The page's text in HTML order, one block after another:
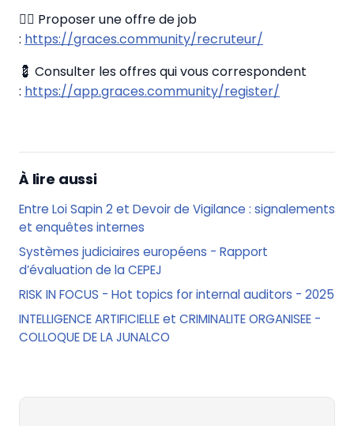
✍🏼 Proposer une offre de job
: https://graces.community/recruteur/
💈 Consulter les offres qui vous correspondent
: https://app.graces.community/register/
À lire aussi
Entre Loi Sapin 2 et Devoir de Vigilance : signalements
et enquêtes internes
Systèmes judiciaires européens - Rapport
d’évaluation de la CEPEJ
RISK IN FOCUS - Hot topics for internal auditors - 2025
INTELLIGENCE ARTIFICIELLE et CRIMINALITE ORGANISEE -
COLLOQUE DE LA JUNALCO